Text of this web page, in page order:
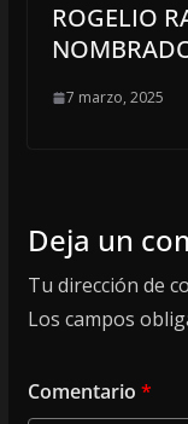
ROGELIO
7 marzo, 2025
Deja un
Tu dirección de
Los campos
Comentario *